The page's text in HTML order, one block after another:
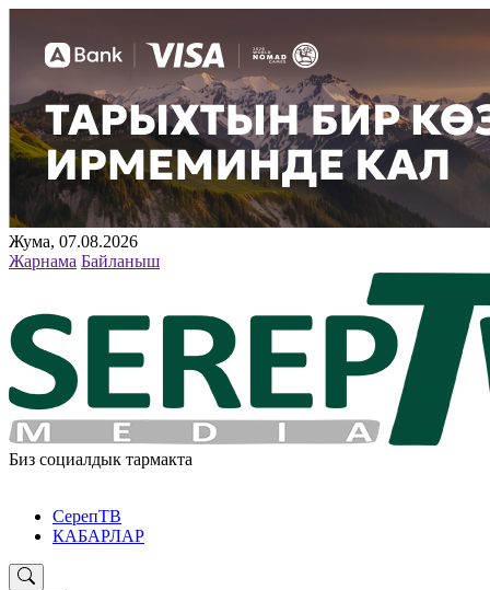
Жума, 07.08.2026
Жарнама Байланыш
Биз социалдык тармакта
СерепТВ
КАБАРЛАР